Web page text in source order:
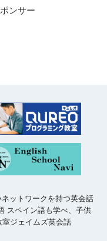
ンサー
ットワークを持つ英会話
スペイン語も学べ、子供
ジェイムズ英会話